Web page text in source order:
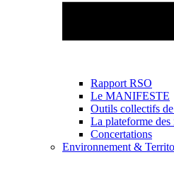
Rapport RSO
Le MANIFESTE
Outils collectifs
La plateforme des
Concertations
Environnement &